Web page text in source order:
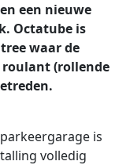
een nieuwe
Octatube is
waar de
roulant (rollende
is
volledig